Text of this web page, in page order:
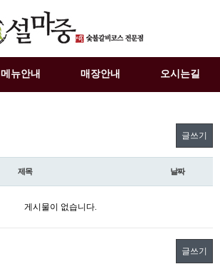
메뉴안내 매장안내 오시는길
글쓰기
제목 날짜
게시물이 없습니다.
글쓰기